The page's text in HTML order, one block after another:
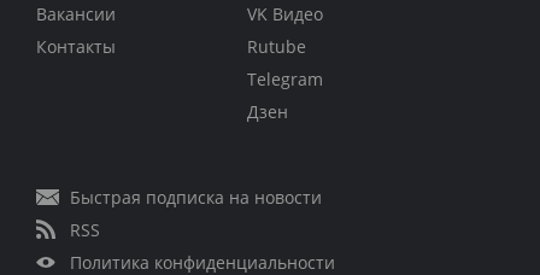
Вакансии
Контакты
VK Видео
Rutube
Telegram
Дзен
Быстрая подписка на новости
RSS
Политика конфиденциальности